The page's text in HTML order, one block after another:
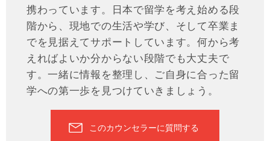
携わっています。日本で留学を考え始める段
階から、現地での生活や学び、そして卒業ま
でを見据えてサポートしています。何から考
えればよいか分からない段階でも大丈夫で
す。一緒に情報を整理し、ご自身に合った留
学への第一歩を見つけていきましょう。
このカウンセラーに質問する